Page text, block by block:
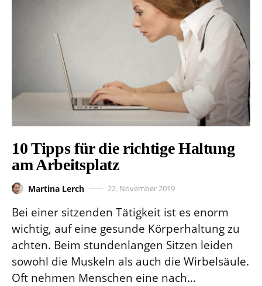
10 Tipps für die richtige Haltung
am Arbeitsplatz
Martina Lerch 22. November 2019
Bei einer sitzenden Tätigkeit ist es enorm
wichtig, auf eine gesunde Körperhaltung zu
achten. Beim stundenlangen Sitzen leiden
sowohl die Muskeln als auch die Wirbelsäule.
Oft nehmen Menschen eine nach…